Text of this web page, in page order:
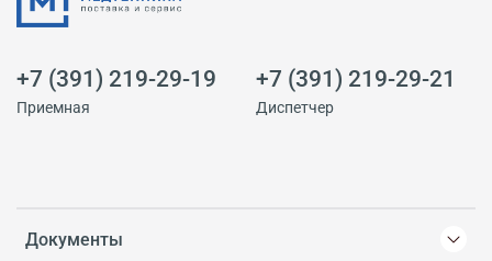
Документы
+7 (391) 219-29-19
Приемная
+7 (391) 219-29-21
Диспетчер